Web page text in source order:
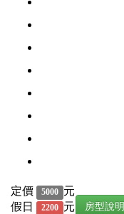
定價 5000 元
假日
2200 元
房型說明